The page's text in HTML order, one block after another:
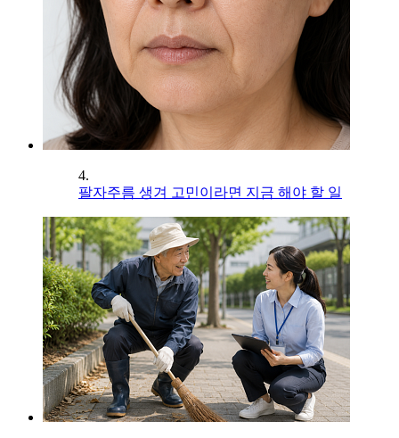
4.
팔자주름 생겨 고민이라면 지금 해야 할 일